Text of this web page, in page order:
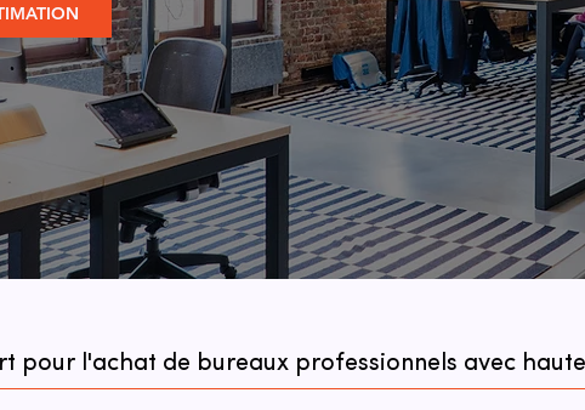
pour l'achat de bureaux professionnels avec